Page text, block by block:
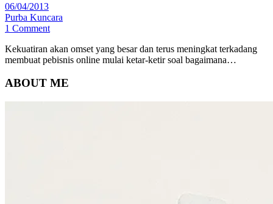
06/04/2013
Purba Kuncara
1 Comment
Kekuatiran akan omset yang besar dan terus meningkat terkadang
membuat pebisnis online mulai ketar-ketir soal bagaimana…
ABOUT ME